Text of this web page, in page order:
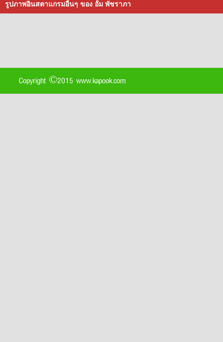
รูปภาพอินสตาแกรมอื่นๆ ของ อั้ม พัชราภา
Copyright ©2015 www.kapook.com